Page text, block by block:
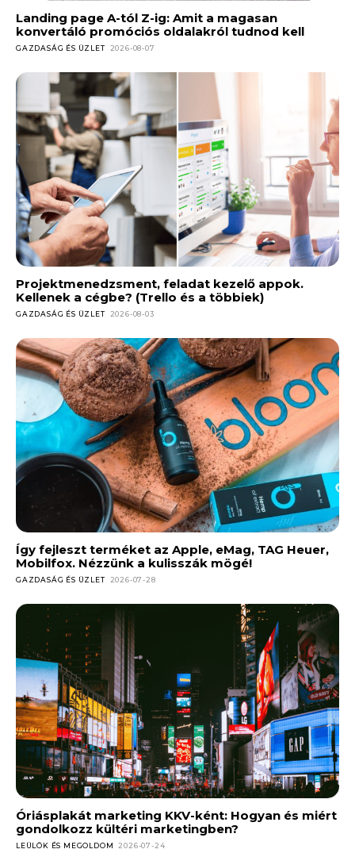
Landing page A-tól Z-ig: Amit a magasan
konvertáló promóciós oldalakról tudnod kell
GAZDASÁG ÉS ÜZLET 2026-08-07
Projektmenedzsment, feladat kezelő appok.
Kellenek a cégbe? (Trello és a többiek)
GAZDASÁG ÉS ÜZLET 2026-08-03
Így fejleszt terméket az Apple, eMag, TAG Heuer,
Mobilfox. Nézzünk a kulisszák mögé!
GAZDASÁG ÉS ÜZLET 2026-07-28
Óriásplakát marketing KKV-ként: Hogyan és miért
gondolkozz kültéri marketingben?
LEÜLÖK ÉS MEGOLDOM 2026-07-24